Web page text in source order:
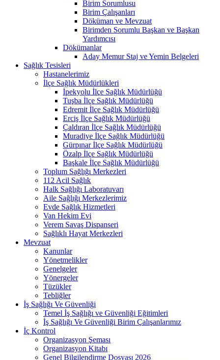
Birim Sorumlusu
Birim Çalışanları
Döküman ve Mevzuat
Birimden Sorumlu Başkan ve Başkan
Yardımcısı
Dökümanlar
Aday Memur Staj ve Yemin Belgeleri
Sağlık Tesisleri
Hastanelerimiz
İlçe Sağlık Müdürlükleri
İpekyolu İlçe Sağlık Müdürlüğü
Tuşba İlçe Sağlık Müdürlüğü
Edremit İlçe Sağlık Müdürlüğü
Erciş İlçe Sağlık Müdürlüğü
Çaldıran İlçe Sağlık Müdürlüğü
Muradiye İlçe Sağlık Müdürlüğü
Gürpınar İlçe Sağlık Müdürlüğü
Özalp İlçe Sağlık Müdürlüğü
Başkale İlçe Sağlık Müdürlüğü
Toplum Sağlığı Merkezleri
112 Acil Sağlık
Halk Sağlığı Laboratuvarı
Aile Sağlığı Merkezlerimiz
Evde Sağlık Hizmetleri
Van Hekim Evi
Verem Savaş Dispanseri
Sağlıklı Hayat Merkezleri
Mevzuat
Kanunlar
Yönetmelikler
Genelgeler
Yönergeler
Tüzükler
Tebliğler
İş Sağlığı Ve Güvenliği
Temel İş Sağlığı ve Güvenliği Eğitimleri
İş Sağlığı Ve Güvenliği Birim Çalışanlarımız
İç Kontrol
Organizasyon Şeması
Organizasyon Kitabı
Genel Bilgilendirme Dosyası 2026